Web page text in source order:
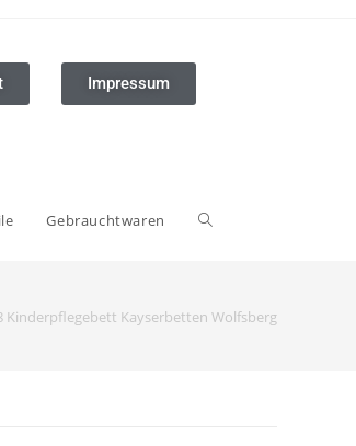
Impressum
Gebrauchtwaren
Kinderpflegebett Kayserbetten Wolfsberg